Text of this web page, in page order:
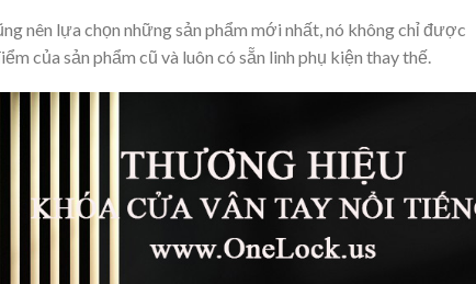
nên lựa chọn những sản phẩm mới nhất, nó không chỉ được
của sản phẩm cũ và luôn có sẵn linh phụ kiện thay thế.